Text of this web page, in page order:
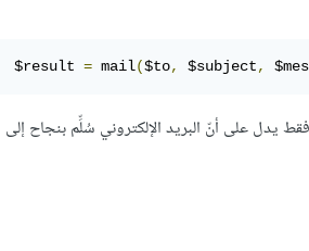
$result = mail($to, $subject,
يدل على أنّ البريد الإلكتروني سُلِّم بنجاح إلى